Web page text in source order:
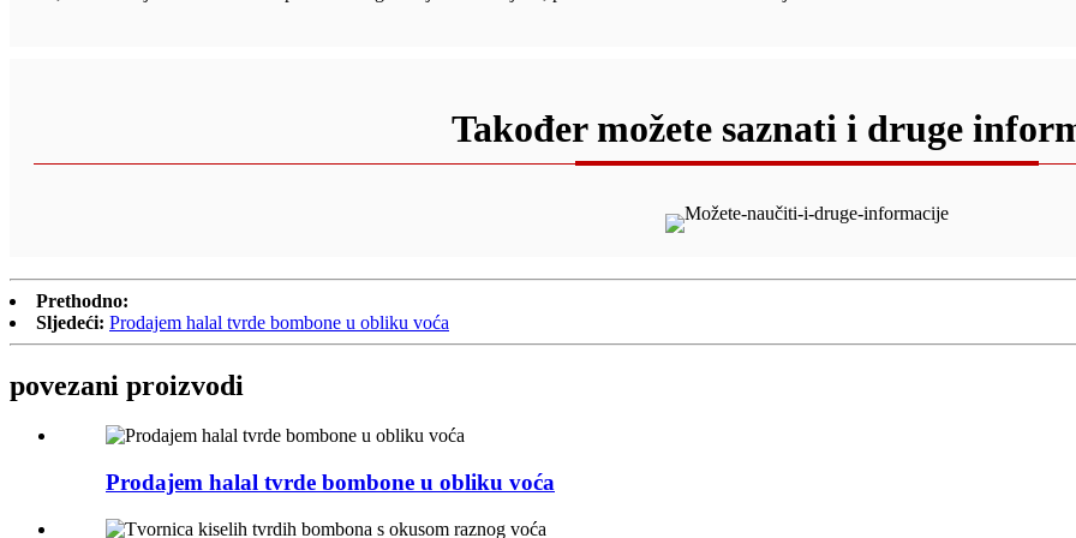
Također možete saznati i druge
Prethodno:
Sljedeći: Prodajem halal tvrde bombone u obliku voća
povezani proizvodi
Prodajem halal tvrde bombone u obliku voća